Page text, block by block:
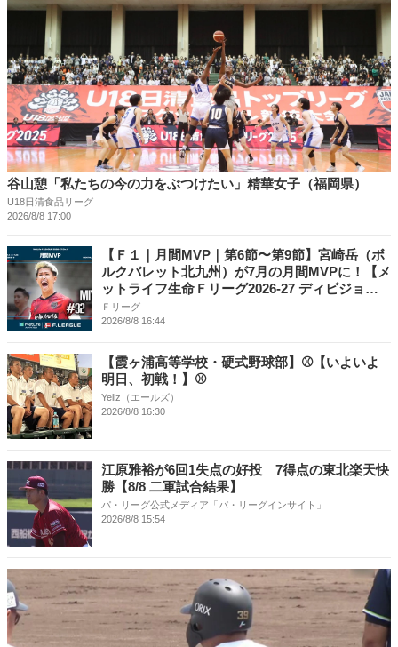
谷山憩「私たちの今の力をぶつけたい」精華女子（福岡県）
U18日清食品リーグ
2026/8/8 17:00
【Ｆ１｜月間MVP｜第6節〜第9節】宮崎岳（ボ
ルクバレット北九州）が7月の月間MVPに！【メ
ットライフ生命Ｆリーグ2026-27 ディビジョン
１】
Ｆリーグ
2026/8/8 16:44
【霞ヶ浦高等学校・硬式野球部】⚾【いよいよ
明日、初戦！】⚾
Yellz（エールズ）
2026/8/8 16:30
江原雅裕が6回1失点の好投 7得点の東北楽天快
勝【8/8 二軍試合結果】
パ・リーグ公式メディア「パ・リーグインサイト」
2026/8/8 15:54